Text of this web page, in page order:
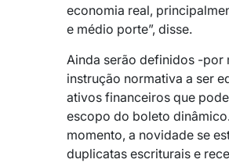
economia real,
e médio porte”, disse.
Ainda serão definidos -por
instrução normativa a ser
ativos financeiros que
escopo do boleto
momento, a novidade se
duplicatas escriturais e